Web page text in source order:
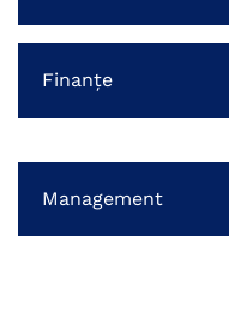
Finanțe
Management